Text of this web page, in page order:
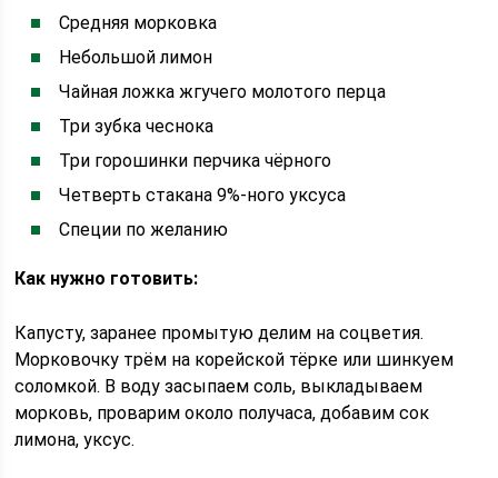
Средняя морковка
Небольшой лимон
Чайная ложка жгучего молотого перца
Три зубка чеснока
Три горошинки перчика чёрного
Четверть стакана 9%-ного уксуса
Специи по желанию
Как нужно готовить:
Капусту, заранее промытую делим на соцветия.
Морковочку трём на корейской тёрке или шинкуем
соломкой. В воду засыпаем соль, выкладываем
морковь, проварим около получаса, добавим сок
лимона, уксус.